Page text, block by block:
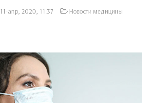
11-апр, 2020, 11:37
Новости медицины